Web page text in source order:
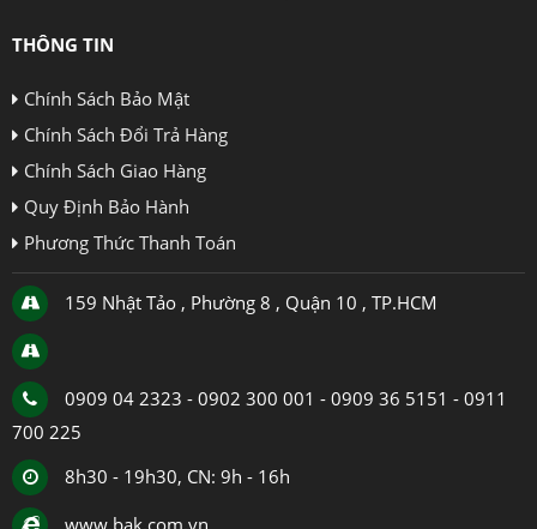
THÔNG TIN
Chính Sách Bảo Mật
Chính Sách Đổi Trả Hàng
Chính Sách Giao Hàng
Quy Định Bảo Hành
Phương Thức Thanh Toán
159 Nhật Tảo , Phường 8 , Quận 10 , TP.HCM
0909 04 2323 - 0902 300 001 - 0909 36 5151 - 0911
700 225
8h30 - 19h30, CN: 9h - 16h
www.bak.com.vn